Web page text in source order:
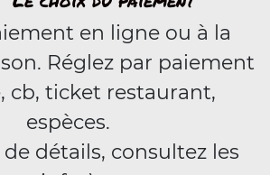
en ligne ou à la
Réglez par paiement
cb, ticket restaurant,
espèces.
détails, consultez les